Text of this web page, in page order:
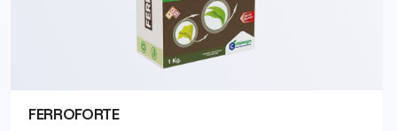
FERROFORTE